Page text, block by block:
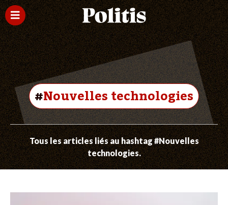
#Nouvelles technologies
Tous les articles liés au hashtag #Nouvelles
technologies.